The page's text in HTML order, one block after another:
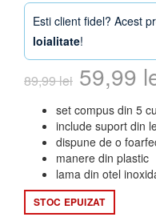
Esti client fidel? Acest
loialitate!
89,99lei Prețul
inițial
a
fost:
89,99 lei.
59,99
set compus din 5
include suport din
dispune de o
manere din plastic
lama din otel
STOC EPUIZAT